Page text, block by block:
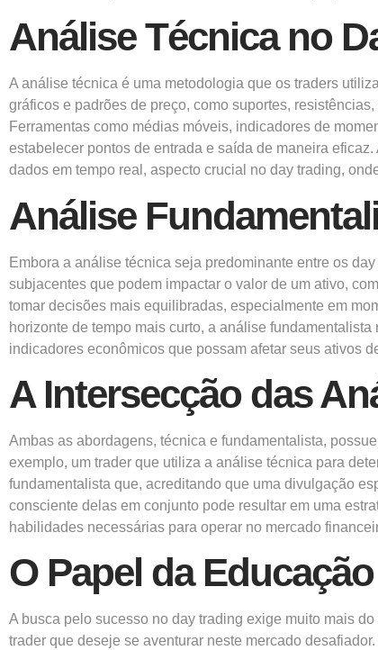
Análise Técnica no
A análise técnica é uma metodologia que os traders
gráficos e padrões de preço, como suportes,
Ferramentas como médias móveis, indicadores de
estabelecer pontos de entrada e saída de maneira
dados em tempo real, aspecto crucial no day trading,
Análise
Embora a análise técnica seja predominante entre os
subjacentes que podem impactar o valor de um ativo,
tomar decisões mais equilibradas, especialmente em
horizonte de tempo mais curto, a análise
indicadores econômicos que possam afetar seus ativos
A Intersecção das
Ambas as abordagens, técnica e fundamentalista,
exemplo, um trader que utiliza a análise técnica para
fundamentalista que, acreditando que uma divulgação
consciente delas em conjunto pode resultar em uma
habilidades necessárias para operar no mercado
O Papel da
A busca pelo sucesso no day trading exige muito mais
trader que deseje se aventurar neste mercado